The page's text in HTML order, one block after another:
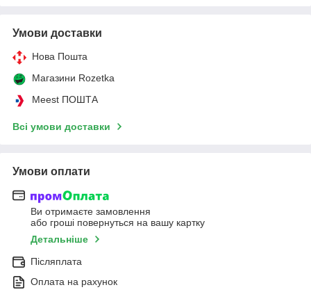
Умови доставки
Нова Пошта
Магазини Rozetka
Meest ПОШТА
Всі умови доставки
Умови оплати
Ви отримаєте замовлення
або гроші повернуться на вашу картку
Детальніше
Післяплата
Оплата на рахунок